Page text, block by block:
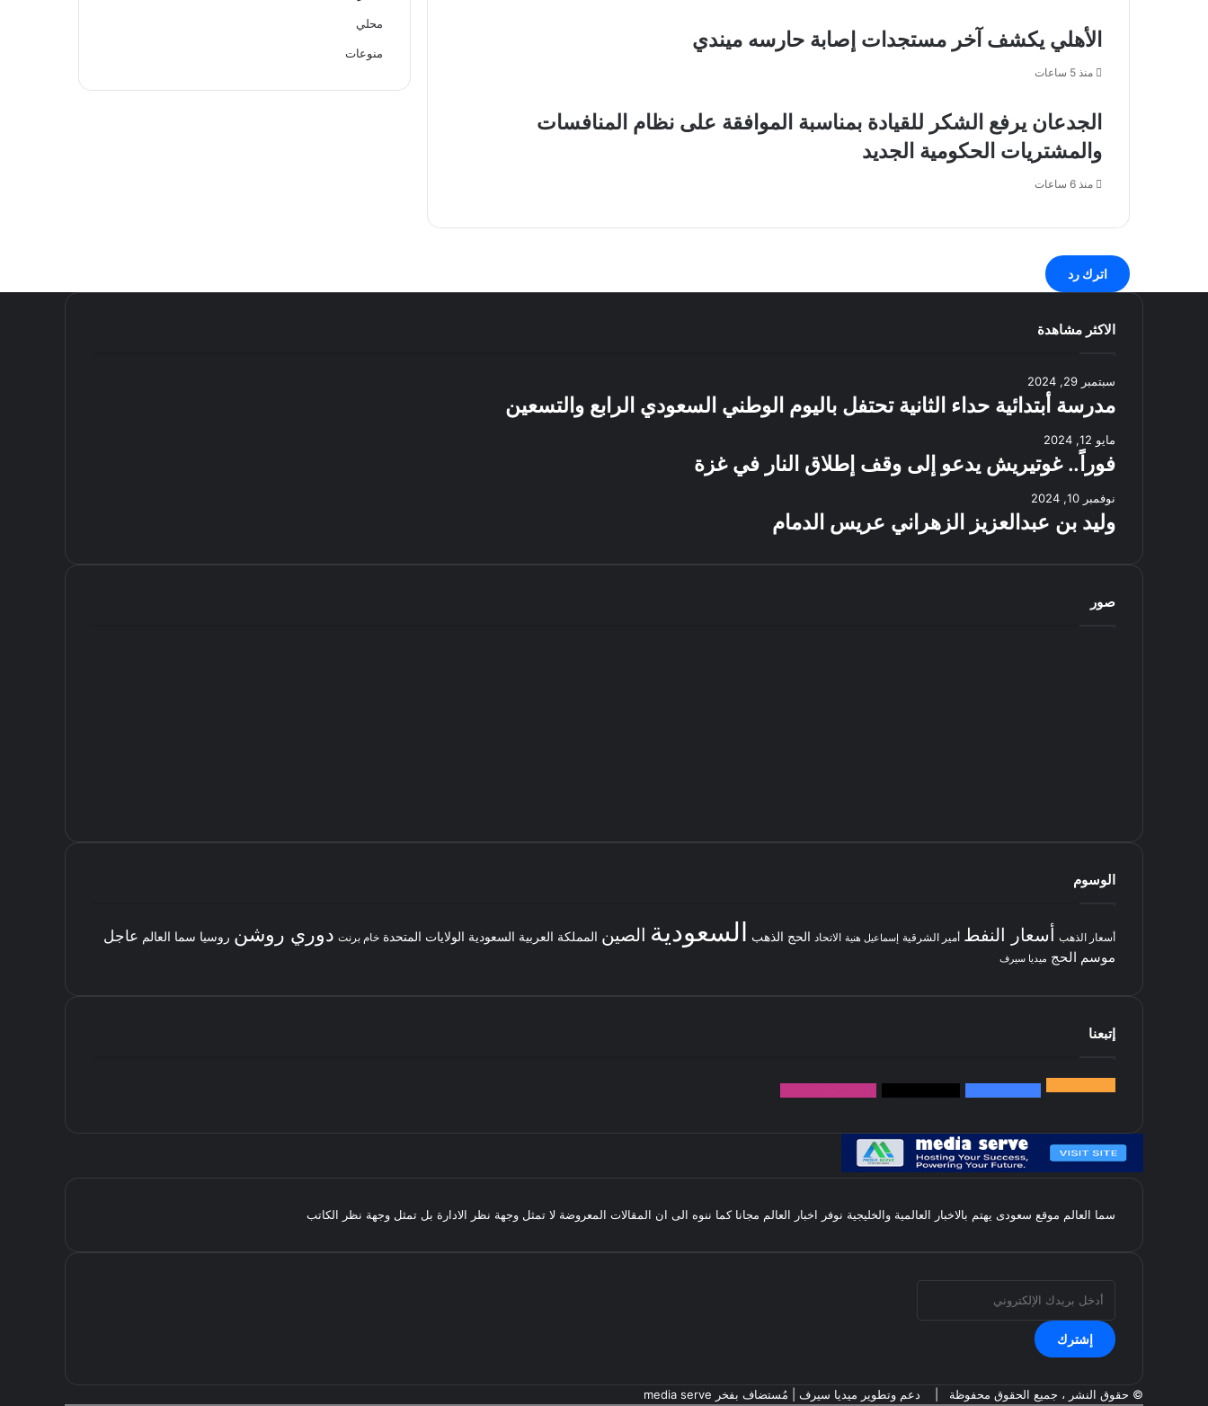
الشرقية
الأهلي يكشف آخر مستجدات إصابة حارسه ميندي
منذ 5 ساعات
الجدعان يرفع الشكر للقيادة بمناسبة الموافقة على نظام المنافسات
والمشتريات الحكومية الجديد
منذ 6 ساعات
اترك رد
محلي
منوعات
الاكثر مشاهدة
سبتمبر 29, 2024
مدرسة أبتدائية حداء الثانية تحتفل باليوم الوطني السعودي الرابع والتسعين
مايو 12, 2024
فوراً.. غوتيريش يدعو إلى وقف إطلاق النار في غزة
نوفمبر 10, 2024
وليد بن عبدالعزيز الزهراني عريس الدمام
صور
الوسوم
أسعار الذهب أسعار النفط أمير الشرقية إسماعيل هنية الاتحاد الحج الذهب السعودية الصين المملكة العربية السعودية الولايات المتحدة خام برنت دوري روشن روسيا سما العالم عاجل
موسم الحج ميديا سيرف
إتبعنا
سما العالم موقع سعودى يهتم بالاخبار العالمية والخليجية نوفر اخبار العالم مجانا كما ننوه الى ان المقالات المعروضة لا تمثل وجهة نظر الادارة بل تمثل وجهة نظر الكاتب
بريدك
الإلكتروني
© حقوق النشر ، جميع الحقوق محفوظة | دعم وتطوير ميديا سيرف | مُستضاف بفخر media serve